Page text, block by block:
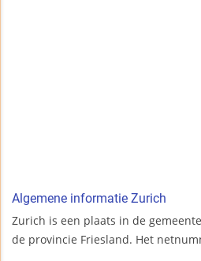
Algemene informatie Zurich
Zurich is een plaats in de
de provincie Friesland. Het